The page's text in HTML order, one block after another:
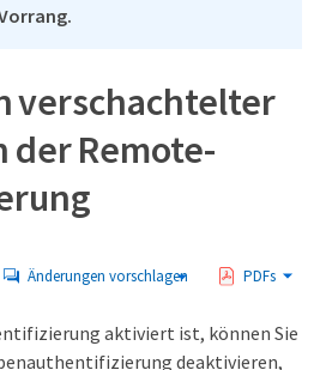
verschachtelter
der Remote-
Änderungen vorschlagen PDFs
aktiviert ist, können Sie
deaktivieren,